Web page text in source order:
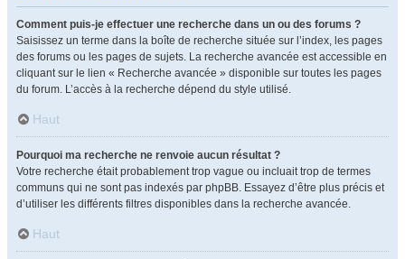
Comment puis-je effectuer une recherche dans un ou des forums ?
Saisissez un terme dans la boîte de recherche située sur l’index, les pages
des forums ou les pages de sujets. La recherche avancée est accessible en
cliquant sur le lien « Recherche avancée » disponible sur toutes les pages
du forum. L’accès à la recherche dépend du style utilisé.
Haut
Pourquoi ma recherche ne renvoie aucun résultat ?
Votre recherche était probablement trop vague ou incluait trop de termes
communs qui ne sont pas indexés par phpBB. Essayez d’être plus précis et
d’utiliser les différents filtres disponibles dans la recherche avancée.
Haut